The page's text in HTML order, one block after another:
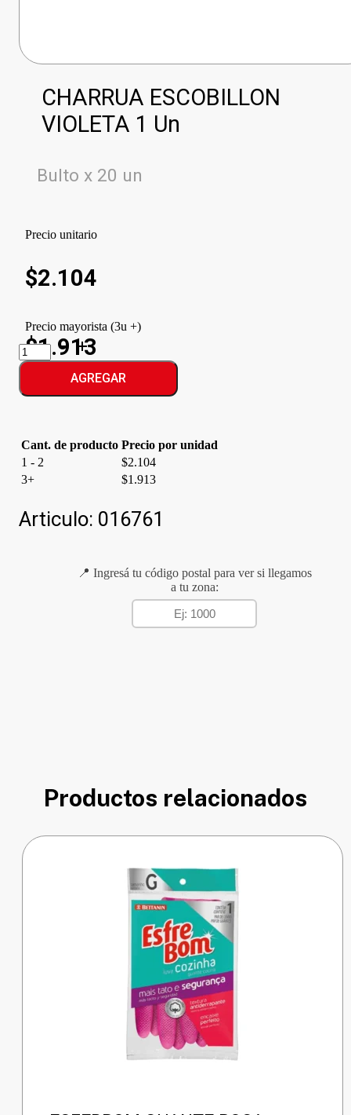
CHARRUA ESCOBILLON
VIOLETA 1 Un
Bulto x 20 un
Precio unitario
$2.104
Precio mayorista (3u +)
$1.913
CHARRUA
ESCOBILLON
VIOLETA AGREGAR
Cant. de producto Precio por unidad
1 - 2
$2.104
3+
$1.913
Articulo: 016761
📍 Ingresá tu código postal para ver si llegamos
a tu zona:
Productos relacionados